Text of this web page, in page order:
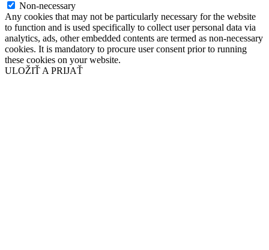
Non-necessary
Any cookies that may not be particularly necessary for the website
to function and is used specifically to collect user personal data via
analytics, ads, other embedded contents are termed as non-necessary
cookies. It is mandatory to procure user consent prior to running
these cookies on your website.
ULOŽIŤ A PRIJAŤ